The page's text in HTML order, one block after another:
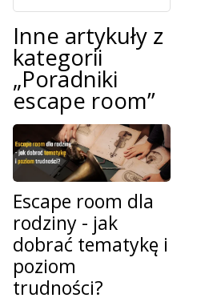
Inne artykuły z
kategorii
„Poradniki
escape room”
Escape room dla
rodziny - jak
dobrać tematykę i
poziom
trudności?